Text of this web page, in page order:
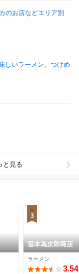
のお店などエリア別
しいラーメン、つけめ
と見る
3
笹本為次郎商店
ラーメン
3.54